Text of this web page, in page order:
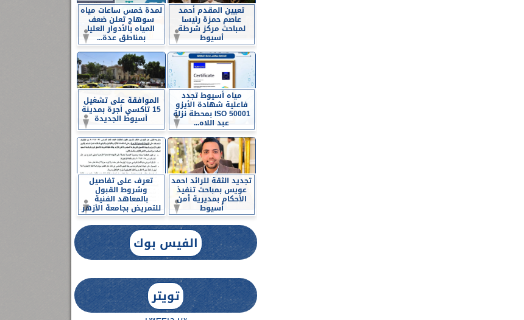
تعيين المقدم أحمد
عاصم حمزة رئيسا
لمباحث مركز شرطة
أسيوط
لمدة خمس ساعات مياه
سوهاج تعلن ضعف
المياه بالأدوار العليا
بمناطق عدة...
مياه أسيوط تجدد
فاعلية شهادة الأيزو
ISO 50001 بمحطة نزلة
عبد اللاه...
الموافقة على تشغيل
15 تاكسي أجرة بمدينة
أسيوط الجديدة
تجديد الثقة للرائد احمد
عويس بمباحث تنفيذ
الأحكام بمديرية أمن
أسيوط
تعرف على تفاصيل
وشروط القبول
بالمعاهد الفنية
للتمريض بجامعة الأزهر
الفيس بوك
تويتر